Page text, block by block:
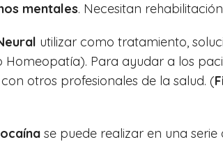
mentales. Necesitan
utilizar como tratamiento,
Homeopatía). Para ayudar a los
otros profesionales de la salud. (
se puede realizar en una